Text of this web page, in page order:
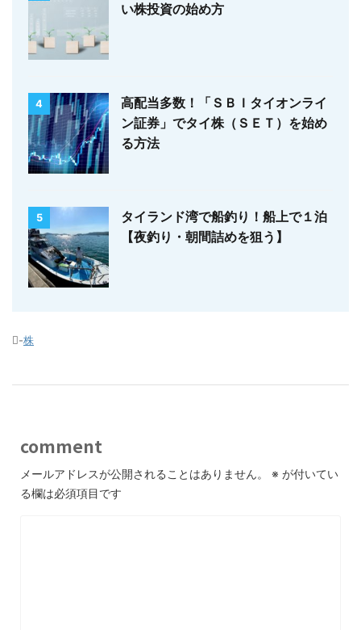
い株投資の始め方
4
高配当多数！「ＳＢＩタイオンライ
ン証券」でタイ株（ＳＥＴ）を始め
る方法
5
タイランド湾で船釣り！船上で１泊
【夜釣り・朝間詰めを狙う】
-株
comment
メールアドレスが公開されることはありません。 ※ が付いてい
る欄は必須項目です